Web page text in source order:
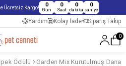
Ücretsiz Kargo! 0
Gün
0
Saat
0
dakika
0
saniye
Yardım Kolay İade Sipariş Takip
0
Ödülü Garden Mix Kurutulmuş Dana